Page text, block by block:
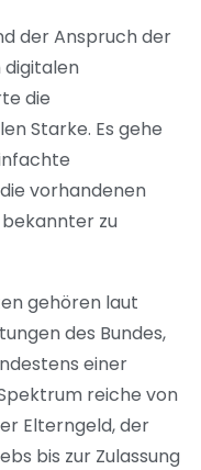
der Anspruch der
digitalen
die
Starke. Es gehe
vorhandenen
zu
gehören laut
des Bundes,
einer
reiche von
Elterngeld, der
bis zur Zulassung